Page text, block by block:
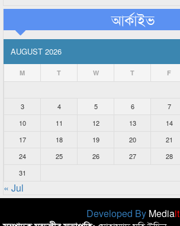
আর্কাইভ
AUGUST 2026
M T W T F
3
4 5 6 7
10
11 12 13 14
17
18 19 20 21
24
25 26 27 28
31
« Jul
Developed By Mediait